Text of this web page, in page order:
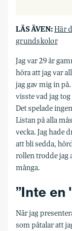
LÄS ÄVEN:Här
grundskolor
Jag var 29 år
höra att jag var
jag gav mig in
visste vad jag
Det spelade
Listan på alla
vecka. Jag hade
att bli sedda,
rollen trodde jag
många.
”Inte
När jag
som påtalar att